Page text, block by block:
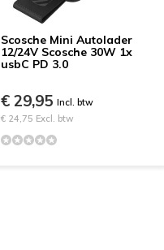
Scosche Mini Autolader
12/24V Scosche 30W 1x
usbC PD 3.0
€ 29,95 Incl. btw
€ 24,75 Excl. btw